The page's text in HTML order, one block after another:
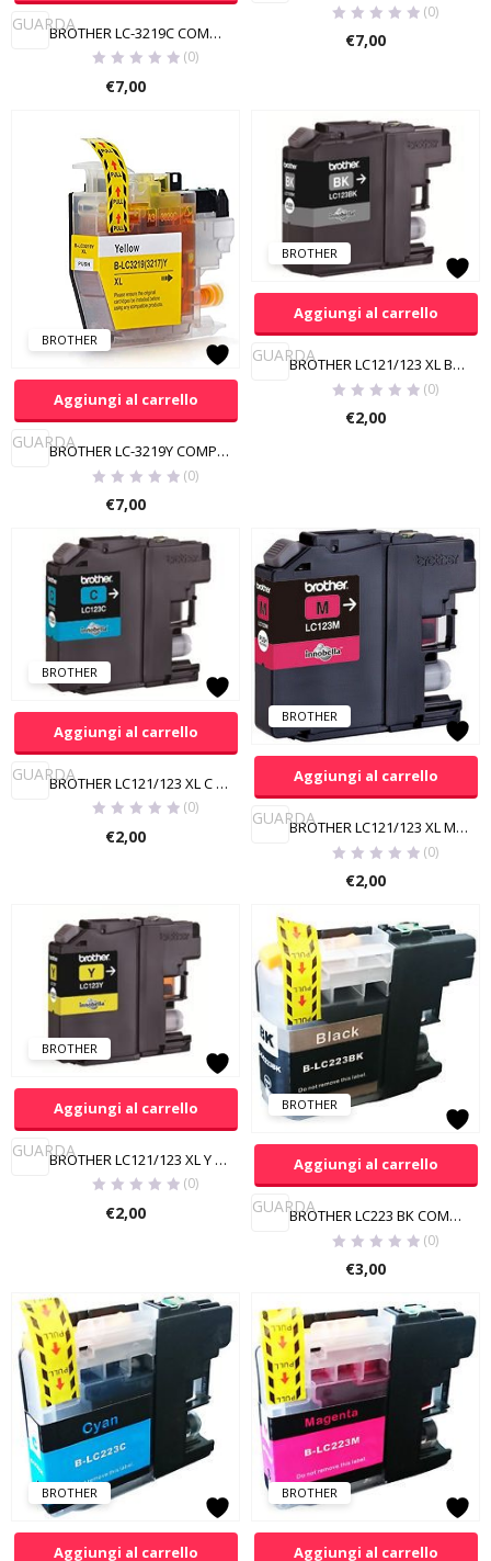
GUARDA BROTHER LC-3219C COMPATIBILE
(0)
€7,00
(0)
€7,00
BROTHER
Aggiungi al carrello
GUARDA BROTHER LC-3219Y COMPATIBILE
(0)
€7,00
BROTHER
Aggiungi al carrello
GUARDA BROTHER LC121/123 XL BK COMPATIBILE
(0)
€2,00
BROTHER
Aggiungi al carrello
GUARDA BROTHER LC121/123 XL C COMPATIBILE
(0)
€2,00
BROTHER
Aggiungi al carrello
GUARDA BROTHER LC121/123 XL M COMPATIBILE
(0)
€2,00
BROTHER
Aggiungi al carrello
GUARDA BROTHER LC121/123 XL Y COMPATIBILE
(0)
€2,00
BROTHER
Aggiungi al carrello
GUARDA BROTHER LC223 BK COMPATIBILE
(0)
€3,00
BROTHER
Aggiungi al carrello
BROTHER
Aggiungi al carrello